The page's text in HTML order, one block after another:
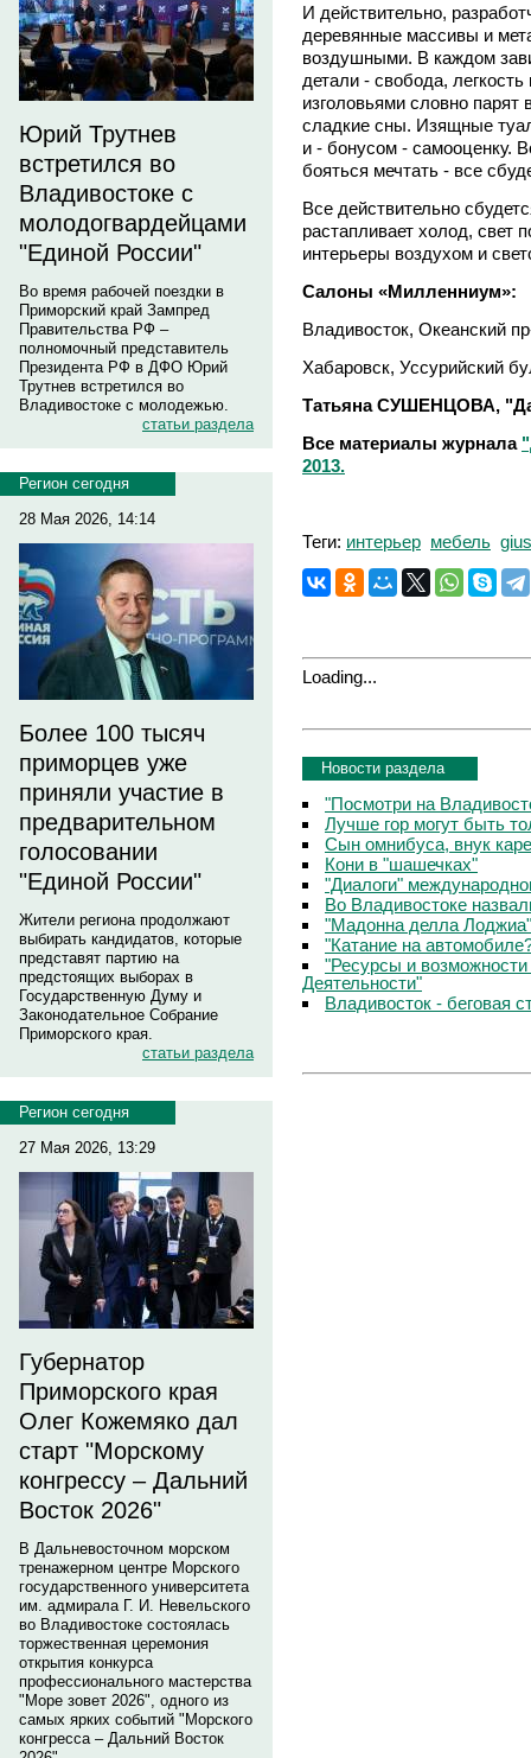
Юрий Трутнев
встретился во
Владивостоке с
молодогвардейцами
"Единой России"
Во время рабочей поездки в
Приморский край Зампред
Правительства РФ –
полномочный представитель
Президента РФ в ДФО Юрий
Трутнев встретился во
Владивостоке с молодежью.
статьи раздела
Регион сегодня
28 Мая 2026, 14:14
Более 100 тысяч
приморцев уже
приняли участие в
предварительном
голосовании
"Единой России"
Жители региона продолжают
выбирать кандидатов, которые
представят партию на
предстоящих выборах в
Государственную Думу и
Законодательное Собрание
Приморского края.
статьи раздела
Регион сегодня
27 Мая 2026, 13:29
Губернатор
Приморского края
Олег Кожемяко дал
старт "Морскому
конгрессу – Дальний
Восток 2026"
В Дальневосточном морском
тренажерном центре Морского
государственного университета
им. адмирала Г. И. Невельского
во Владивостоке состоялась
торжественная церемония
открытия конкурса
профессионального мастерства
"Море зовет 2026", одного из
самых ярких событий "Морского
конгресса – Дальний Восток
И действительно,
деревянные массивы и
воздушными. В каждом
детали - свобода,
изголовьями словно
сладкие сны. Изящные
и - бонусом - самооценку.
бояться мечтать - все
Все действительно
растапливает холод, свет
интерьеры воздухом и
Салоны «Милленниум»:
Владивосток, Океанский
Хабаровск, Уссурийский
Татьяна СУШЕНЦОВА,
Все материалы журнала
2013.
Теги: интерьер мебель
Loading...
Новости раздела
"Посмотри на
Лучше гор могут быть
Сын омнибуса, внук
Кони в "шашечках"
"Диалоги"
Во Владивостоке
"Мадонна делла
"Катание на
"Ресурсы и
Деятельности"
Владивосток - беговая